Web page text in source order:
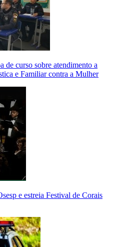
de curso sobre atendimento a
e Familiar contra a Mulher
e estreia Festival de Corais